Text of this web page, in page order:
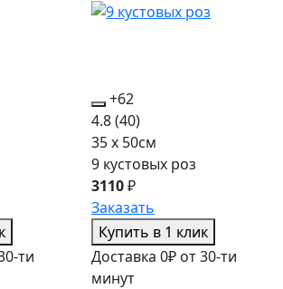
ти
+62
4.8(40)
35 x 50см
9 кустовых роз
3110₽
Заказать
Купить в 1 клик
Доставка 0₽ от 30-ти
минут